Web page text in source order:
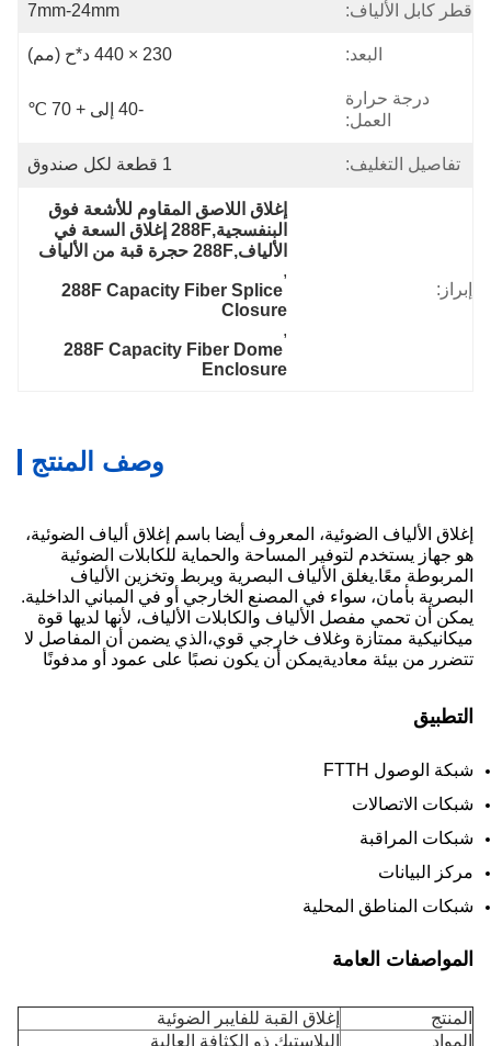
قطر كابل الألياف: 7mm-24mm
البعد: 230 × 440 د*ح (مم)
درجة حرارة
العمل:
تفاصيل التغليف: 1 قطعة لكل صندوق
إبراز:
إغلاق اللاصق المقاوم للأشعة فوق
البنفسجية,288F إغلاق السعة في
الألياف,288F حجرة قبة من الألياف
,
288F Capacity Fiber Splice
Closure
,
288F Capacity Fiber Dome
Enclosure
وصف المنتج
إغلاق الألياف الضوئية، المعروف أيضا باسم إغلاق ألياف الضوئية،
هو جهاز يستخدم لتوفير المساحة والحماية للكابلات الضوئية
المربوطة معًا.يغلق الألياف البصرية ويربط وتخزين الألياف
البصرية بأمان، سواء في المصنع الخارجي أو في المباني الداخلية.
يمكن أن تحمي مفصل الألياف والكابلات الألياف، لأنها لديها قوة
ميكانيكية ممتازة وغلاف خارجي قوي،الذي يضمن أن المفاصل لا
تتضرر من بيئة معاديةيمكن أن يكون نصبًا على عمود أو مدفونًا
التطبيق
شبكة الوصول FTTH
شبكات الاتصالات
شبكات المراقبة
مركز البيانات
شبكات المناطق المحلية
المواصفات العامة
المنتج
إغلاق القبة للفايبر الضوئية
المواد
البلاستيك ذو الكثافة العالية